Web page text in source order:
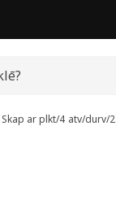
Skap ar plkt/4 atv/durv/